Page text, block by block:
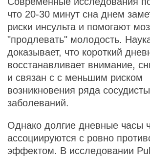
что 20-30 минут сна днем
риски инсульта и помогают
"продлевать" молодость.
доказывает, что короткий
восстанавливает внимание,
и связан с с меньшим риском
возникновения ряда
заболеваний.
Однако долгие дневные часы
ассоциируются с ровно
эффектом. В исследовании